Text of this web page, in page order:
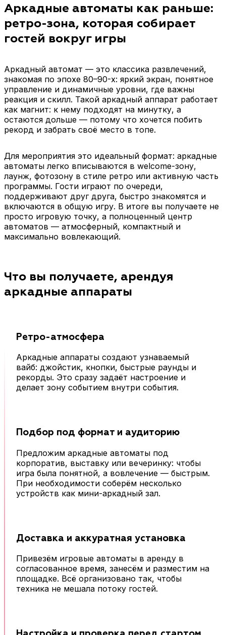
Аркадные автоматы как раньше:
ретро-зона, которая собирает
гостей вокруг игры
Аркадный автомат — это классика развлечений,
знакомая по эпохе 80–90-х: яркий экран, понятное
управление и динамичные уровни, где важны
реакция и скилл. Такой аркадный аппарат работает
как магнит: к нему подходят на минутку, а
остаются дольше — потому что хочется побить
рекорд и забрать своё место в топе.
Для мероприятия это идеальный формат: аркадные
автоматы легко вписываются в welcome-зону,
лаунж, фотозону в стиле ретро или активную часть
программы. Гости играют по очереди,
поддерживают друг друга, быстро знакомятся и
включаются в общую игру. В итоге вы получаете не
просто игровую точку, а полноценный центр
автоматов — атмосферный, компактный и
максимально вовлекающий.
Что вы получаете, арендуя
аркадные аппараты
Ретро-атмосфера
Аркадные аппараты создают узнаваемый
вайб: джойстик, кнопки, быстрые раунды и
рекорды. Это сразу задаёт настроение и
делает зону событием внутри события.
Подбор под формат и аудиторию
Предложим аркадные автоматы под
корпоратив, выставку или вечеринку: чтобы
игра была понятной, а вовлечение — быстрым.
При необходимости соберём несколько
устройств как мини-аркадный зал.
Доставка и аккуратная установка
Привезём игровые автоматы в аренду в
согласованное время, занесём и разместим на
площадке. Всё организовано так, чтобы
техника не мешала потоку гостей.